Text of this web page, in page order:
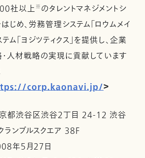
社以上 ※ のタレントマネジメントシ
はじめ、労務管理システム「ロウムメイ
ム「ヨジツティクス」を提供し、企業
人材戦略の実現に貢献しています
corp.kaonavi.jp/＞
都渋谷区渋谷2丁目 24-12 渋谷
ランブルスクエア 38F
年5月27日